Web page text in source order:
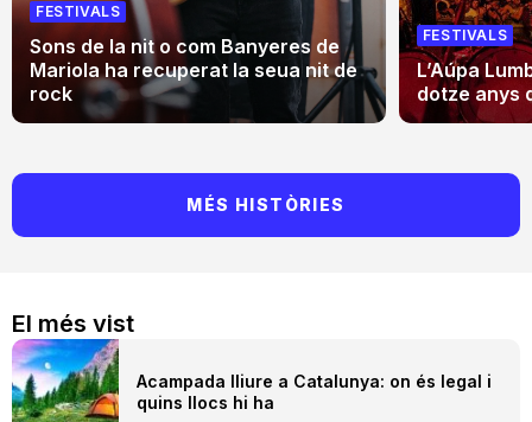
El més vist
Acampada lliure a Catalunya: on és legal i
quins llocs hi ha
FESTIVALS
Sons de la nit o com Banyeres de
Mariola ha recuperat la seua nit de
rock
FESTIVALS
L’Aúpa
dotze anys
MÉS HISTÒRIES